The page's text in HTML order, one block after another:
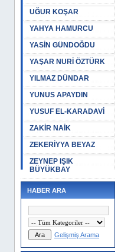
UĞUR KOŞAR
YAHYA HAMURCU
YASİN GÜNDOĞDU
YAŞAR NURİ ÖZTÜRK
YILMAZ DÜNDAR
YUNUS APAYDIN
YUSUF EL-KARADAVİ
ZAKİR NAİK
ZEKERİYYA BEYAZ
ZEYNEP IŞIK
BÜYÜKBAY
HABER ARA
Gelişmiş Arama